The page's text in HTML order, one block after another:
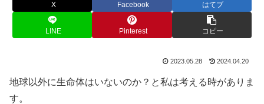
X Facebook はてブ
LINE Pinterest コピー
2023.05.28 2024.04.20
地球以外に生命体はいないのか？と私は考える時がありま
す。